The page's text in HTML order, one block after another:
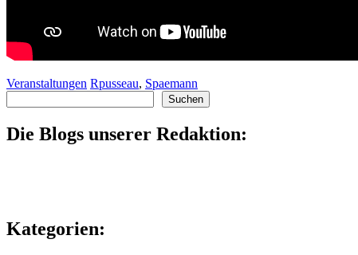
Veranstaltungen Rpusseau, Spaemann
Suchen
Die Blogs unserer Redaktion:
Kategorien: